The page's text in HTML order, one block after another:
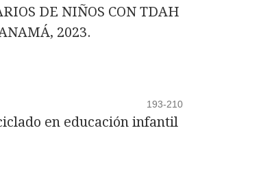
DE NIÑOS CON TDAH
2023.
193-210
en educación infantil